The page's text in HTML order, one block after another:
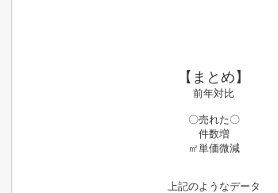
【まとめ】
前年対比
〇売れた〇
件数増
㎡単価微減
上記のようなデータ